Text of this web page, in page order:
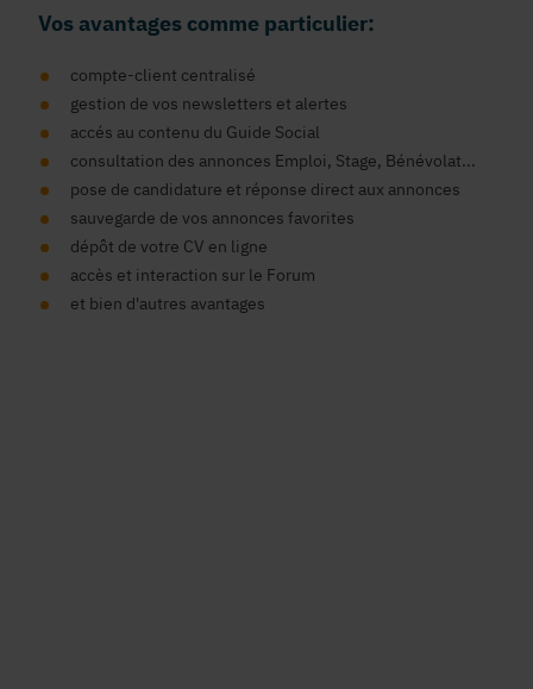
Vos avantages comme particulier:
compte-client centralisé
gestion de vos newsletters et alertes
accés au contenu du Guide Social
consultation des annonces Emploi, Stage, Bénévolat...
pose de candidature et réponse direct aux annonces
sauvegarde de vos annonces favorites
dépôt de votre CV en ligne
accès et interaction sur le Forum
et bien d'autres avantages